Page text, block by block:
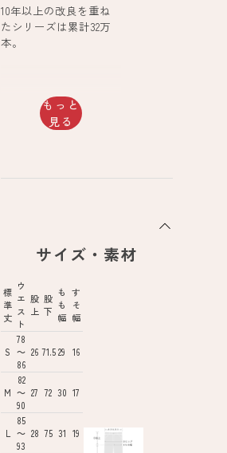
10年以上の改良を重ね
たシリーズは累計32万
本。
もっと
見る
サイズ・素材
標
準
丈
ウ
エ
ス
ト
股
上
股
下
も
も
幅
す
そ
幅
S
78
～
86
26 71.5 29 16
M
82
～
90
27 72 30 17
L
85
～
93
28 75 31 19